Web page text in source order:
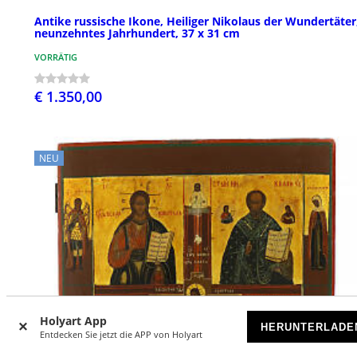
Holyart App
Entdecken Sie jetzt die APP von Holyart
Antike russische Ikone, Heiliger Nikolaus der
neunzehntes Jahrhundert, 37 x 31 cm
VORRÄTIG
€ 1.350,00
NEU